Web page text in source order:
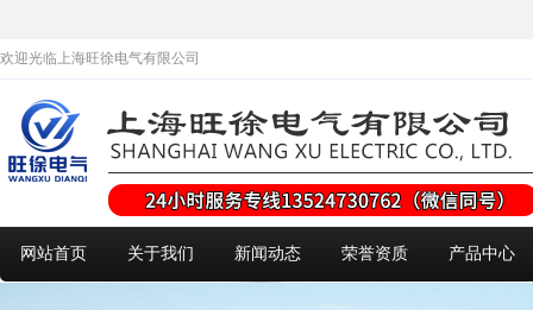
欢迎光临上海旺徐电气有限公司
网站首页 关于我们 新闻动态 荣誉资质 产品中心